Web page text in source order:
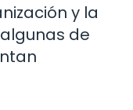
y la
de